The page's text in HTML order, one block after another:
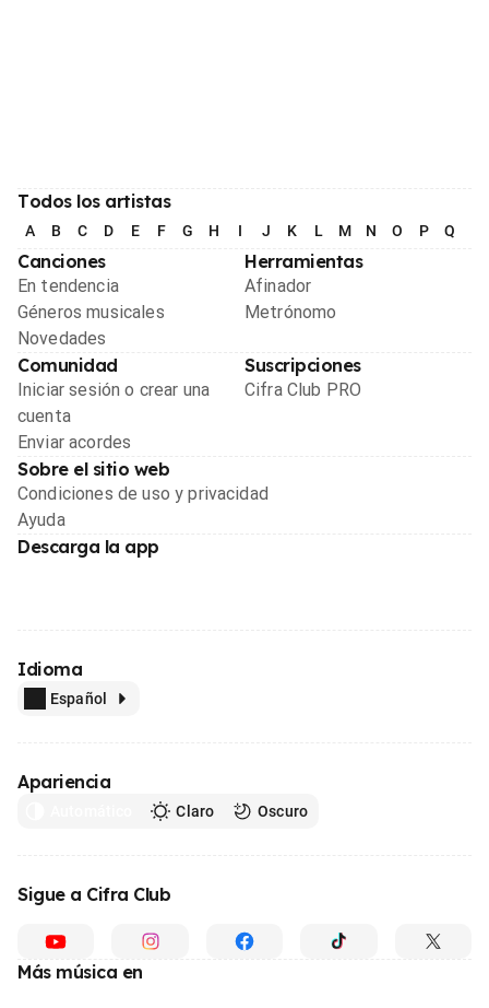
Todos los artistas
A B C D E F G H I J K L M N O P Q
Canciones
En tendencia
Géneros musicales
Novedades
Herramientas
Afinador
Metrónomo
Comunidad
Iniciar sesión o crear una
cuenta
Enviar acordes
Suscripciones
Cifra Club PRO
Sobre el sitio web
Condiciones de uso y privacidad
Ayuda
Descarga la app
Idioma
Español
Apariencia
Claro Oscuro
Sigue a Cifra Club
Más música en